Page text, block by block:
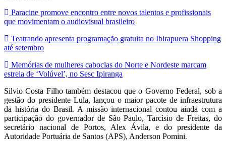
Paracine promove encontro entre novos talentos e profissionais
que movimentam o audiovisual brasileiro
Teatrando apresenta programação gratuita no Ibirapuera Shopping
até setembro
Memórias de mulheres caboclas do Norte e Nordeste marcam
estreia de ‘Volúvel’, no Sesc Ipiranga
Silvio Costa Filho também destacou que o Governo Federal, sob a
gestão do presidente Lula, lançou o maior pacote de infraestrutura
da história do Brasil. A missão internacional contou ainda com a
participação do governador de São Paulo, Tarcísio de Freitas, do
secretário nacional de Portos, Alex Ávila, e do presidente da
Autoridade Portuária de Santos (APS), Anderson Pomini.